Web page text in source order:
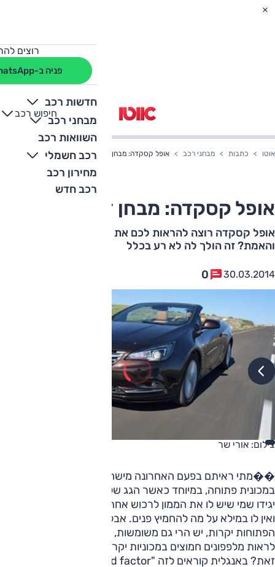
רוצים
פניה ב-WhatsApp
חדשות רכב
מבחני רכב
השוואות רכב
רכב חשמלי
מחירון רכב
רכב חדש
חיפוש רכב
+
-
אוטו כתבות מבחני רכב אופל קסקדה: מבחן דרכים
אופל קסקדה: מבחן דרכים
אופל קסקדה רוצה להראות לכם את הצד היפה של אופל –
והאמת? זה הולך לה לא רע בכלל
30.03.2014
0
צילום: אורי שר
��מתי ראיתם בפעם האחרונה מישהו יושב עם פנים חמוצות
במכונית פתוחה, במיוחד כאשר הגג שלה מופשל? הציניקנים
יגידו שמי שיש לו את הממון לרכוש אחת כזו – החיים שלו דבש,
ואין לו במילא על מה להחמיץ פנים. אבל לא כל המכוניות
הפתוחות יקרות, יש הרי גם משומשות, ומצד שני, כבר יצא לנו
לראות מלפפונים חמוצים במכוניות יקרות מאוד. אז למה, בכל